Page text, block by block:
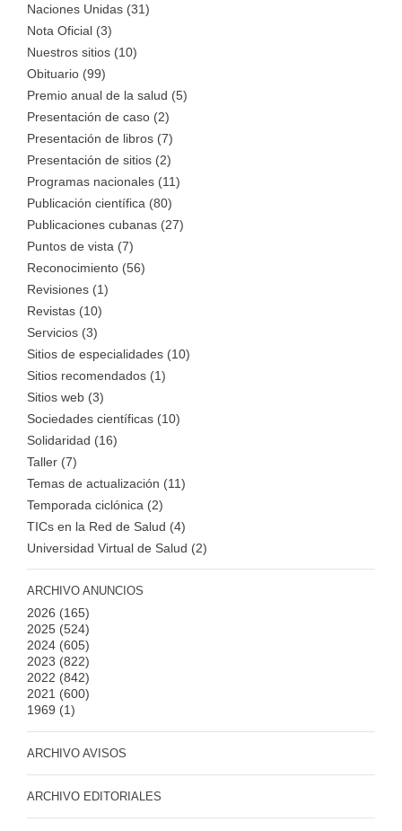
Naciones Unidas (31)
Nota Oficial (3)
Nuestros sitios (10)
Obituario (99)
Premio anual de la salud (5)
Presentación de caso (2)
Presentación de libros (7)
Presentación de sitios (2)
Programas nacionales (11)
Publicación científica (80)
Publicaciones cubanas (27)
Puntos de vista (7)
Reconocimiento (56)
Revisiones (1)
Revistas (10)
Servicios (3)
Sitios de especialidades (10)
Sitios recomendados (1)
Sitios web (3)
Sociedades científicas (10)
Solidaridad (16)
Taller (7)
Temas de actualización (11)
Temporada ciclónica (2)
TICs en la Red de Salud (4)
Universidad Virtual de Salud (2)
ARCHIVO ANUNCIOS
2026 (165)
2025 (524)
2024 (605)
2023 (822)
2022 (842)
2021 (600)
1969 (1)
ARCHIVO AVISOS
ARCHIVO EDITORIALES